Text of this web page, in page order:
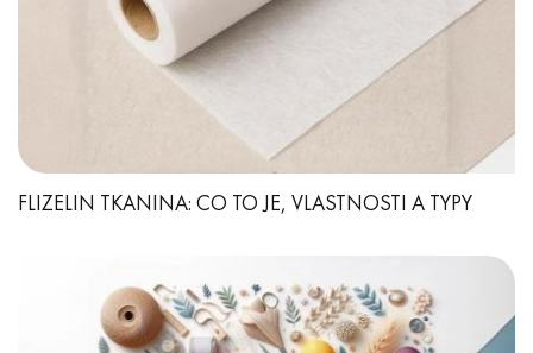
FLIZELIN TKANINA: CO TO JE, VLASTNOSTI A TYPY